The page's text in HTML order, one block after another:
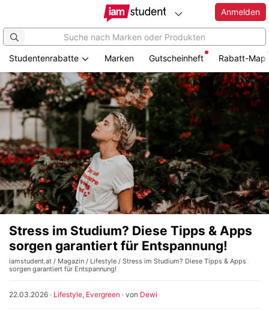
Anmelden
Studentenrabatte Marken Gutscheinheft Rabatt-Map
Stress im Studium? Diese Tipps & Apps
sorgen garantiert für Entspannung!
iamstudent.at / Magazin / Lifestyle / Stress im Studium? Diese Tipps & Apps
sorgen garantiert für Entspannung!
22.03.2026 · Lifestyle, Evergreen · von Dewi